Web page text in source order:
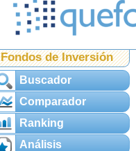
Fondos de Inversión
Buscador
Comparador
Ranking
Análisis